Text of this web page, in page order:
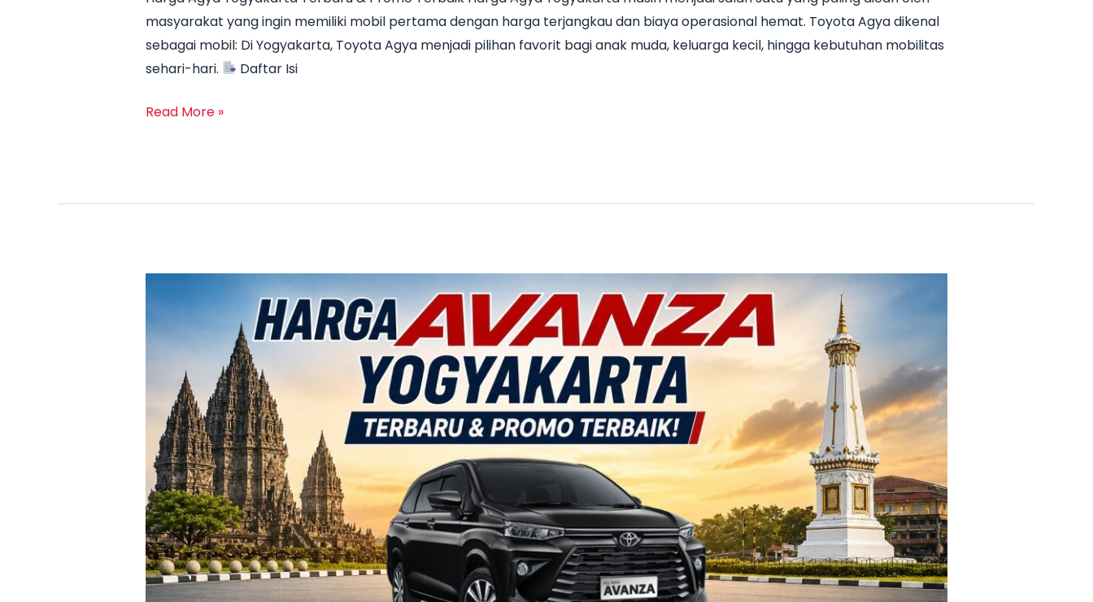
masyarakat yang ingin memiliki mobil pertama dengan harga terjangkau dan biaya operasional hemat. Toyota Agya dikenal
sebagai mobil: Di Yogyakarta, Toyota Agya menjadi pilihan favorit bagi anak muda, keluarga kecil, hingga kebutuhan mobilitas
sehari-hari.
Daftar Isi
Read More »
Harga
Toyota
Avanza
Yogyakarta
Promo
DP
Ringan
&
Cicilan
Mulai
3
Jutaan